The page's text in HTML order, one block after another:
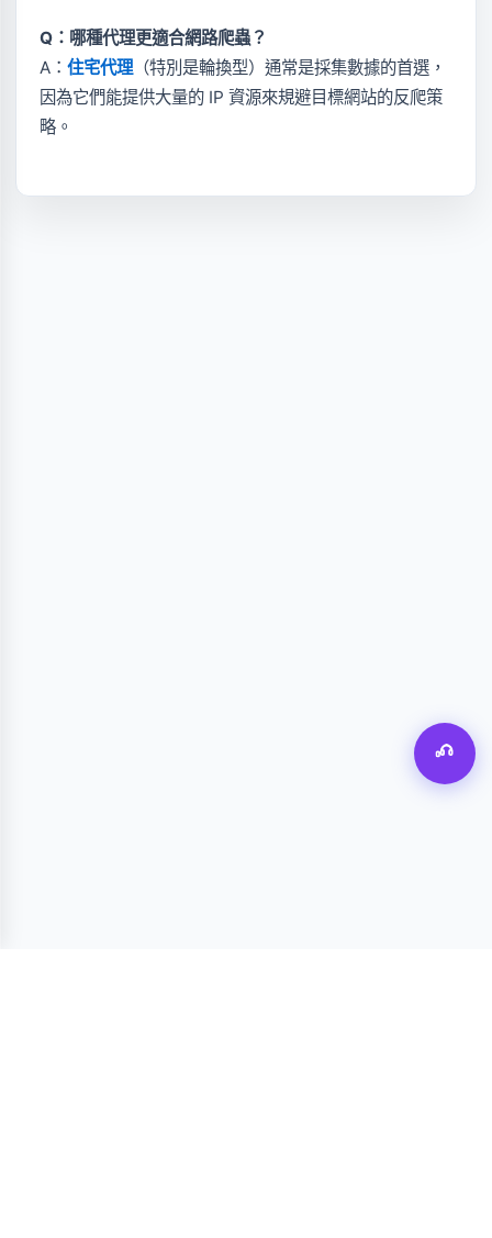
Q：哪種代理更適合網路爬蟲？
A： 住宅代理（特別是輪換型）通常是採集數據的首選，
因為它們能提供大量的 IP 資源來規避目標網站的反爬策
略。